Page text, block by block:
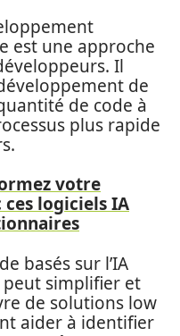
est une approche
Il
de
de code à
plus rapide
votre
logiciels IA
basés sur l’IA
simplifier et
de solutions low
aider à identifier